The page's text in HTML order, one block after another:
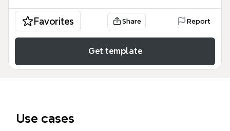
Favorites Share Report
Get template
Use cases